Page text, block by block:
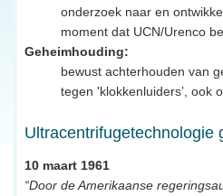
onderzoek naar en
moment dat UCN/Urenco
Geheimhouding:
bewust achterhouden van
tegen 'klokkenluiders’, ook
Ultracentrifugetechnologie
10 maart 1961
“Door de Amerikaanse